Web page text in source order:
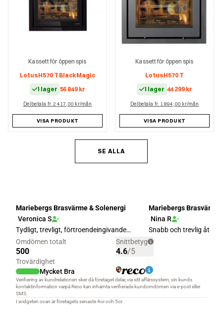
Kassett för öppen spis
Lotus H570 T Black Magic
I lager 56 849 kr
Delbetala fr. 2 417,00 kr/mån
VISA PRODUKT
Kassett för öppen spis
Lotus H570 T
I lager 44 299 kr
Delbetala fr. 1 894,00 kr/mån
VISA PRODUKT
SE ALLA